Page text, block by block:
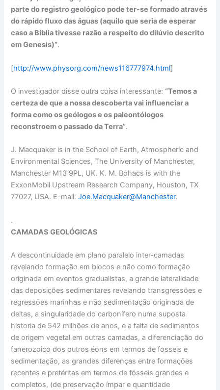
parte do registro geológico pode ter-se formado através
do rápido fluxo das águas (aquilo que seria de esperar
caso a Bíblia tivesse razão a respeito do dilúvio descrito
em Genesis)”.
[http://www.physorg.com/news116777974.html]
O investigador disse outra coisa interessante: “Temos a
certeza de que a nossa descoberta vai influenciar a
forma como os geólogos e os paleontólogos
reconstroem o passado da Terra”.
J. Macquaker is in the School of Earth, Atmospheric and
Environmental Sciences, The University of Manchester,
Manchester M13 9PL, UK. K. M. Bohacs is with the
ExxonMobil Upstream Research Company, Houston, TX
77027, USA. E-mail:Joe.Macquaker@Manchester.
.
CAMADAS GEOLÓGICAS
A descontinuidade em plano paralelo inter-camadas
revelando formação em blocos e não como formação
originada em eventos gradualistas, a grande lateralidade
das deposições sedimentares revelando transgressões e
regressões marinhas e não sedimentação originada de
deltas, a singularidade do carbonífero numa suposta
historia de 542 milhões de anos, e a falta de sedimentos
de origem vegetal em outras camadas, a diferenciação do
fanerozoico dos outros éons em termos de fosseis e
sedimentação, as grandes diferenças entre formações
recentes e pretéritas em termos de fósseis grandes e
completos, (de preservação ímpar e quantidade